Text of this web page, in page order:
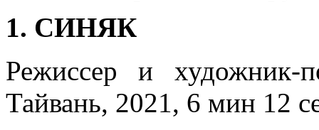
1. СИНЯК
Режиссер и
Тайвань, 2021, 6 мин 12